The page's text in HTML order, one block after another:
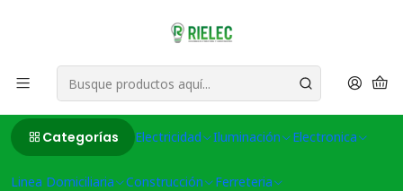
Categorías Electricidad Iluminación Electronica
Linea Domiciliaria Construcción Ferreteria